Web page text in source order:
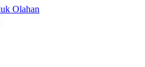
Olahan